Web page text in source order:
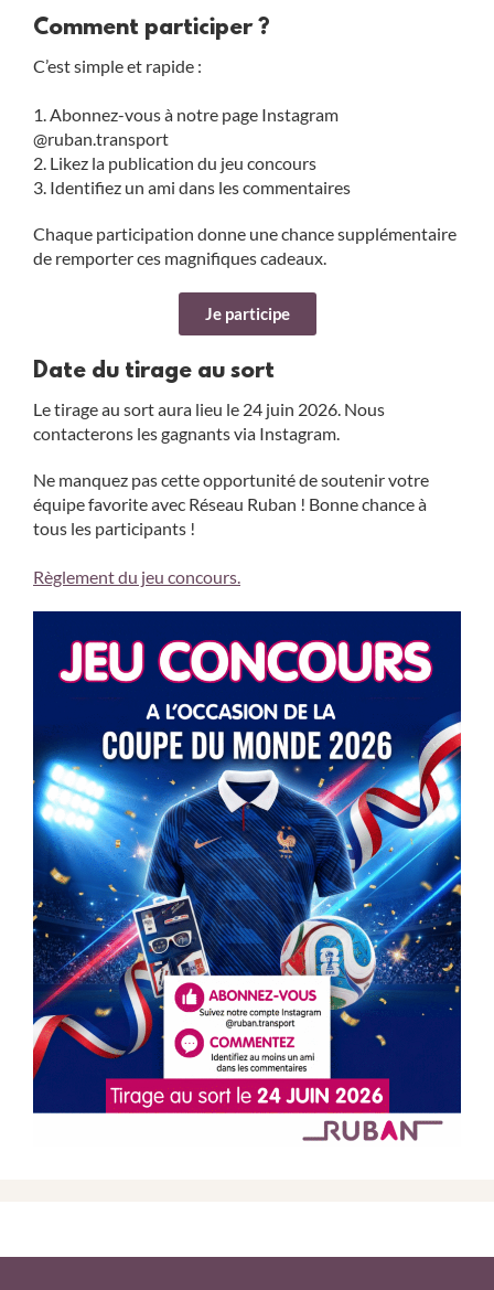
Comment participer ?
C’est simple et rapide :
Abonnez-vous à notre page Instagram
@ruban.transport
Likez la publication du jeu concours
Identifiez un ami dans les commentaires
Chaque participation donne une chance supplémentaire
de remporter ces magnifiques cadeaux.
Je participe
Date du tirage au sort
Le tirage au sort aura lieu le 24 juin 2026. Nous
contacterons les gagnants via Instagram.
Ne manquez pas cette opportunité de soutenir votre
équipe favorite avec Réseau Ruban ! Bonne chance à
tous les participants !
Règlement du jeu concours.